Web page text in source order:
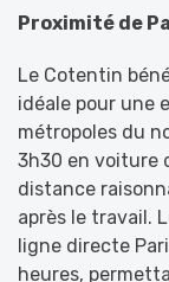
Proximité de
Le Cotentin
idéale pour une
métropoles du
3h30 en voiture
distance
après le travail.
ligne directe
heures,